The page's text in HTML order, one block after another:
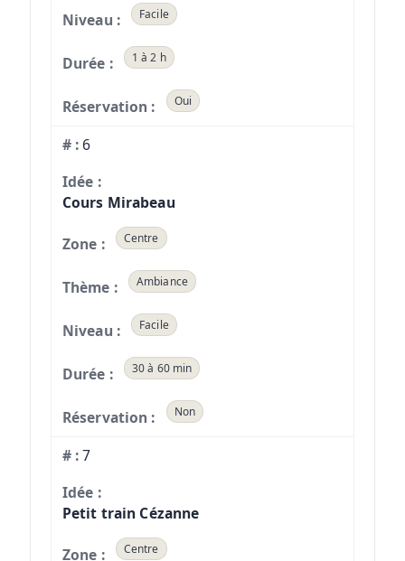
Facile
1 à 2 h
Oui
6
Cours Mirabeau
Centre
Ambiance
Facile
30 à 60 min
Non
7
Petit train Cézanne
Centre